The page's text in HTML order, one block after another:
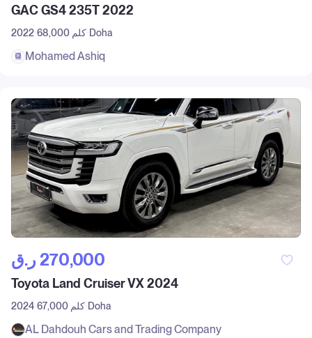
GAC GS4 235T 2022
2022 68,000 كلم Doha
Mohamed Ashiq
ر.ق‎ 270,000
Toyota Land Cruiser VX 2024
2024 67,000 كلم Doha
AL Dahdouh Cars and Trading Company